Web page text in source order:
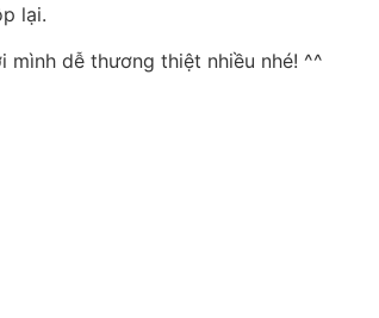
lại.
dễ thương thiệt nhiều nhé! ^^